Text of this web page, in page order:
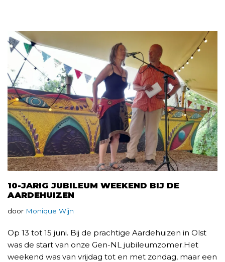
10-JARIG JUBILEUM WEEKEND BIJ DE
AARDEHUIZEN
door Monique Wijn
Op 13 tot 15 juni. Bij de prachtige Aardehuizen in Olst
was de start van onze Gen-NL jubileumzomer.Het
weekend was van vrijdag tot en met zondag, maar een